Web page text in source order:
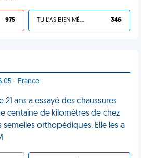
975 TU L'AS BIEN MÉRITÉ 346
- France
ans a essayé des chaussures
centaine de kilomètres de chez
orthopédiques. Elle les a